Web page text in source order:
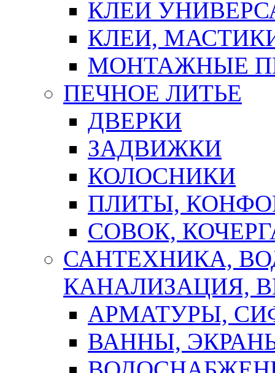
КЛЕИ
КЛЕИ,
МОНТАЖНЫЕ
ПЕЧНОЕ ЛИТЬЕ
ДВЕРКИ
ЗАДВИЖКИ
КОЛОСНИКИ
ПЛИТЫ,
СОВОК,
САНТЕХНИКА,
КАНАЛИЗАЦИЯ,
АРМАТУРЫ,
ВАННЫ,